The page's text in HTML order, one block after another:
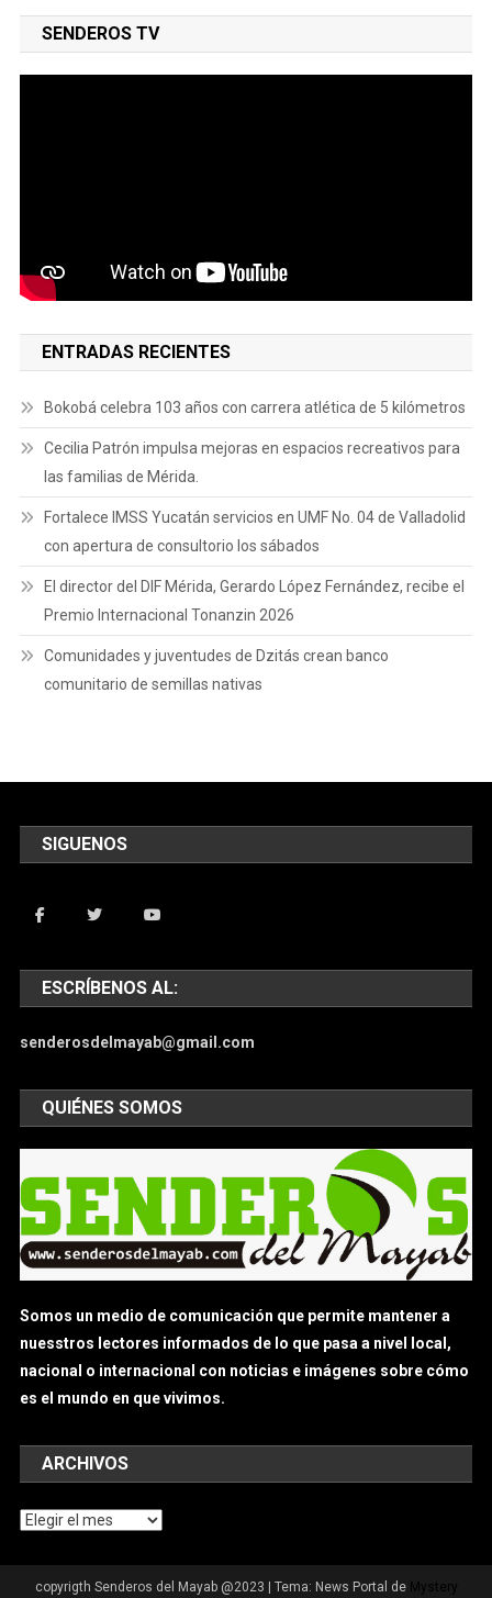
SENDEROS TV
ENTRADAS RECIENTES
Bokobá celebra 103 años con carrera atlética de 5 kilómetros
Cecilia Patrón impulsa mejoras en espacios recreativos para
las familias de Mérida.
Fortalece IMSS Yucatán servicios en UMF No. 04 de Valladolid
con apertura de consultorio los sábados
El director del DIF Mérida, Gerardo López Fernández, recibe el
Premio Internacional Tonanzin 2026
Comunidades y juventudes de Dzitás crean banco
comunitario de semillas nativas
SIGUENOS
ESCRÍBENOS AL:
senderosdelmayab@gmail.com
QUIÉNES SOMOS
Somos un medio de comunicación que permite mantener a
nuesstros lectores informados de lo que pasa a nivel local,
nacional o internacional con noticias e imágenes sobre cómo
es el mundo en que vivimos.
ARCHIVOS
Archivos
copyrigth Senderos del Mayab @2023 Tema: News Portal de Mystery